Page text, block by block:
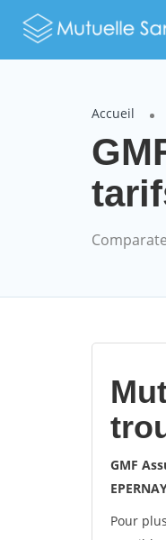
Accueil
GMF
Pour